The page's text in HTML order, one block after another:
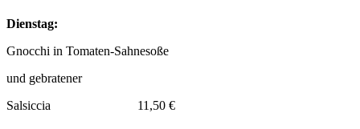
Dienstag:
Gnocchi in Tomaten-Sahnesoße
und gebratener
Salsiccia 11,50 €